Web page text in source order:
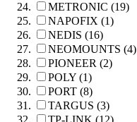
METRONIC (19)
NAPOFIX (1)
NEDIS (16)
NEOMOUNTS (4)
PIONEER (2)
POLY (1)
PORT (8)
TARGUS (3)
TP-LINK (12)